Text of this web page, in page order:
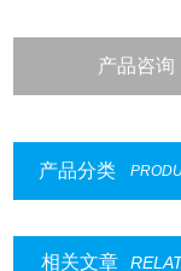
产品咨询
产品分类
相关文章